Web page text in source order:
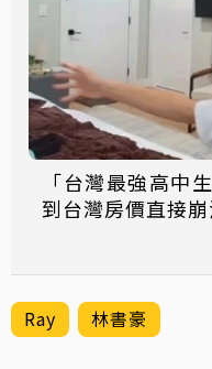
「台灣最強高中
到台灣房價直接
Ray 林書豪